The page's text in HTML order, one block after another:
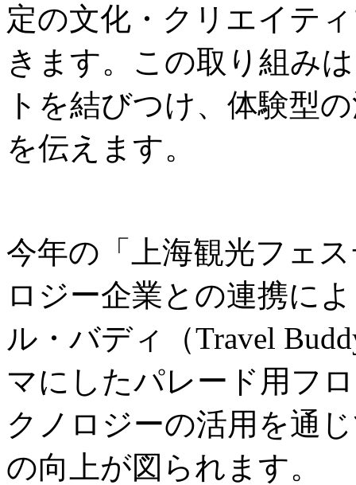
定の文化・クリエイテ
きます。この取り組み
トを結びつけ、体験型
を伝えます。
今年の「上海観光フェ
ロジー企業との連携に
ル・バディ（Travel
マにしたパレード用フ
クノロジーの活用を通
の向上が図られます。